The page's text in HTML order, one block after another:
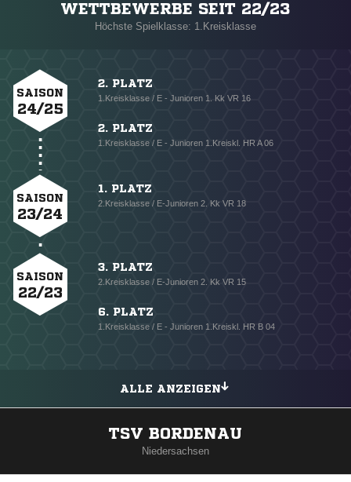
WETTBEWERBE SEIT 22/23
Höchste Spielklasse: 1.Kreisklasse
SAISON
24/25
2. PLATZ
1.Kreisklasse / E - Junioren 1. Kk VR 16
2. PLATZ
1.Kreisklasse / E - Junioren 1.Kreiskl. HR A 06
SAISON
23/24
1. PLATZ
2.Kreisklasse / E-Junioren 2. Kk VR 18
SAISON
22/23
3. PLATZ
2.Kreisklasse / E-Junioren 2. Kk VR 15
6. PLATZ
1.Kreisklasse / E - Junioren 1.Kreiskl. HR B 04
ALLE ANZEIGEN
TSV BORDENAU
Niedersachsen